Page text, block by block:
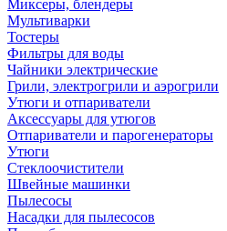
Миксеры, блендеры
Мультиварки
Тостеры
Фильтры для воды
Чайники электрические
Грили, электрогрили и аэрогрили
Утюги и отпариватели
Аксессуары для утюгов
Отпариватели и парогенераторы
Утюги
Стеклоочистители
Швейные машинки
Пылесосы
Насадки для пылесосов